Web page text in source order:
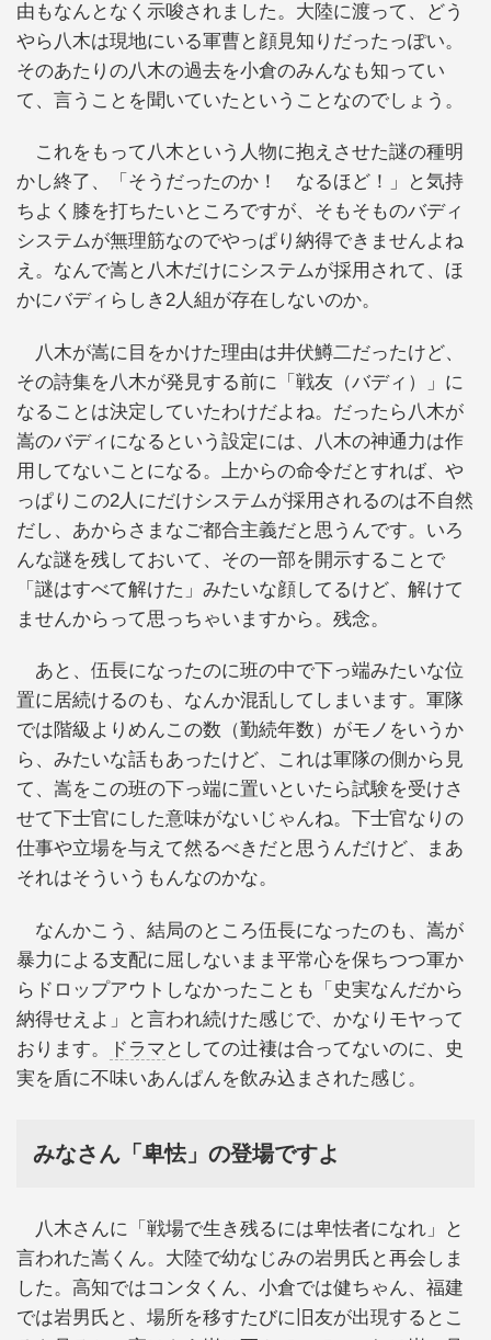
由もなんとなく示唆されました。大陸に渡って、どう
やら八木は現地にいる軍曹と顔見知りだったっぽい。
そのあたりの八木の過去を小倉のみんなも知ってい
て、言うことを聞いていたということなのでしょう。
これをもって八木という人物に抱えさせた謎の種明
かし終了、「そうだったのか！ なるほど！」と気持
ちよく膝を打ちたいところですが、そもそものバディ
システムが無理筋なのでやっぱり納得できませんよね
え。なんで嵩と八木だけにシステムが採用されて、ほ
かにバディらしき2人組が存在しないのか。
八木が嵩に目をかけた理由は井伏鱒二だったけど、
その詩集を八木が発見する前に「戦友（バディ）」に
なることは決定していたわけだよね。だったら八木が
嵩のバディになるという設定には、八木の神通力は作
用してないことになる。上からの命令だとすれば、や
っぱりこの2人にだけシステムが採用されるのは不自然
だし、あからさまなご都合主義だと思うんです。いろ
んな謎を残しておいて、その一部を開示することで
「謎はすべて解けた」みたいな顔してるけど、解けて
ませんからって思っちゃいますから。残念。
あと、伍長になったのに班の中で下っ端みたいな位
置に居続けるのも、なんか混乱してしまいます。軍隊
では階級よりめんこの数（勤続年数）がモノをいうか
ら、みたいな話もあったけど、これは軍隊の側から見
て、嵩をこの班の下っ端に置いといたら試験を受けさ
せて下士官にした意味がないじゃんね。下士官なりの
仕事や立場を与えて然るべきだと思うんだけど、まあ
それはそういうもんなのかな。
なんかこう、結局のところ伍長になったのも、嵩が
暴力による支配に屈しないまま平常心を保ちつつ軍か
らドロップアウトしなかったことも「史実なんだから
納得せえよ」と言われ続けた感じで、かなりモヤって
おります。
ドラマ としての辻褄は合ってないのに、史
実を盾に不味いあんぱんを飲み込まされた感じ。
みなさん「卑怯」の登場ですよ
八木さんに「戦場で生き残るには卑怯者になれ」と
言われた嵩くん。大陸で幼なじみの岩男氏と再会しま
した。高知ではコンタくん、小倉では健ちゃん、福建
では岩男氏と、場所を移すたびに旧友が出現するとこ